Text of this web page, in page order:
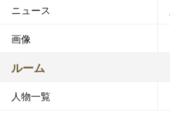
ニュース
画像
ルーム
人物一覧